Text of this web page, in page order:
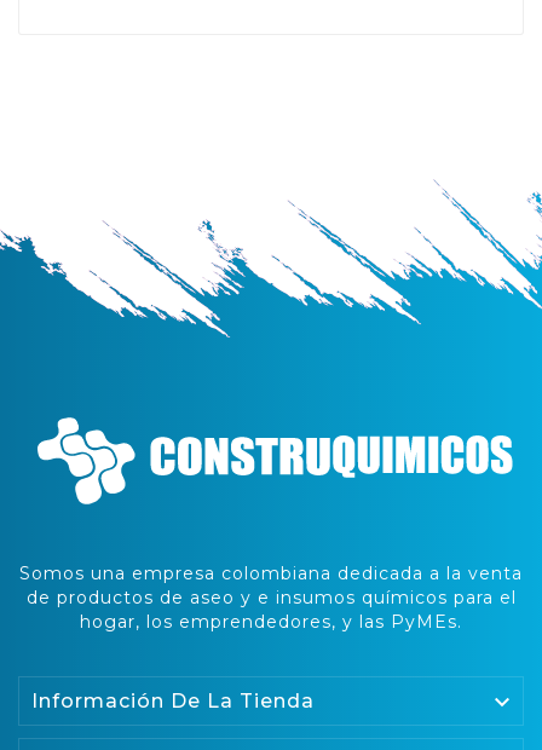
Somos una empresa colombiana dedicada a la venta
de productos de aseo y e insumos químicos para el
hogar, los emprendedores, y las PyMEs.
Información De La Tienda 